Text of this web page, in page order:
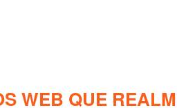
WEB QUE